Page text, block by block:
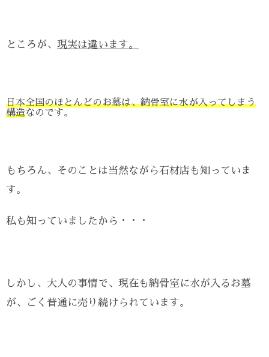
ところが、 現実は違います。
日本全国のほとんどのお墓は、納骨室に水が入ってしまう
構造なのです。
もちろん、そのことは当然ながら石材店も知っていま
す。
私も知っていましたから・・・
しかし、大人の事情で、現在も納骨室に水が入るお墓
が、ごく普通に売り続けられています。